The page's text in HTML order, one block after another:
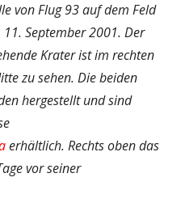
von Flug 93 auf dem Feld
September 2001. Der
Krater ist im rechten
zu sehen. Die beiden
hergestellt und sind
erhältlich. Rechts oben das
vor seiner